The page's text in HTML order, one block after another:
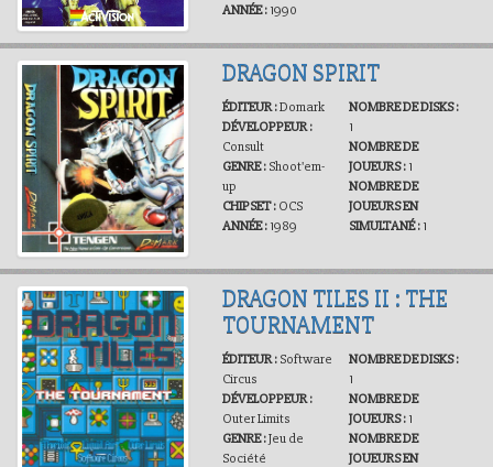
ANNÉE :1990
DRAGON SPIRIT
ÉDITEUR :Domark
DÉVELOPPEUR :
Consult
GENRE :Shoot'em-
up
CHIPSET :OCS
ANNÉE :1989
NOMBRE DE DISKS :
1
NOMBRE DE
JOUEURS :1
NOMBRE DE
JOUEURS EN
SIMULTANÉ :1
DRAGON TILES II : THE
TOURNAMENT
ÉDITEUR :Software
Circus
DÉVELOPPEUR :
Outer Limits
GENRE :Jeu de
Société
NOMBRE DE DISKS :
1
NOMBRE DE
JOUEURS :1
NOMBRE DE
JOUEURS EN